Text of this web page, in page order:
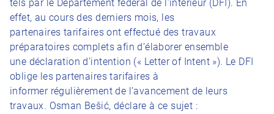
tels par le Département fédéral de l’intérieur (DFI). En
effet, au cours des derniers mois, les
partenaires tarifaires ont effectué des travaux
préparatoires complets afin d’élaborer ensemble
une déclaration d’intention (« Letter of Intent »). Le DFI
oblige les partenaires tarifaires à
informer régulièrement de l’avancement de leurs
travaux. Osman Bešić, déclare à ce sujet :